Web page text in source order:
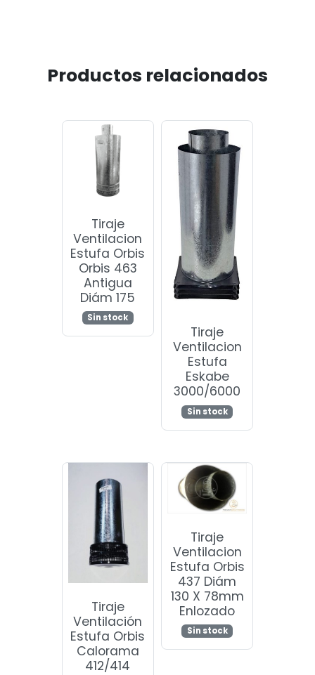
Productos relacionados
Tiraje
Ventilacion
Estufa Orbis
Orbis 463
Antigua
Diám 175
Sin stock
Tiraje
Ventilacion
Estufa
Eskabe
3000/6000
Sin stock
Tiraje
Ventilación
Estufa Orbis
Calorama
412/414
Tiraje
Ventilacion
Estufa Orbis
437 Diám
130 X 78mm
Enlozado
Sin stock